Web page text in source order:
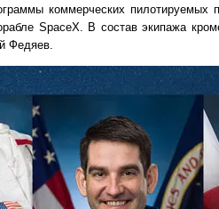
коммерческих пилотируемых
SpaceX. В состав экипажа
Федяев.